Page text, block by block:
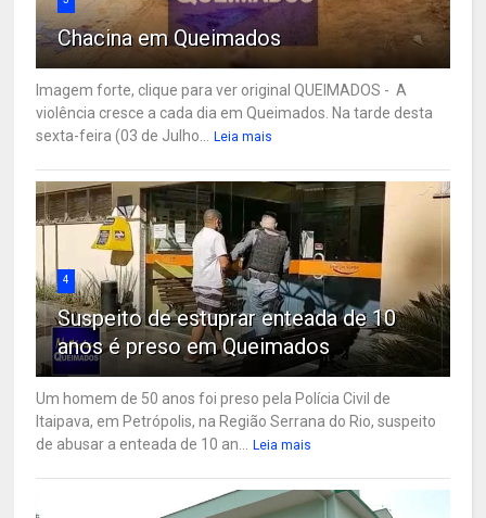
Chacina em Queimados
Imagem forte, clique para ver original QUEIMADOS - A
violência cresce a cada dia em Queimados. Na tarde desta
sexta-feira (03 de Julho...
Leia mais
4
Suspeito de estuprar enteada de 10
anos é preso em Queimados
Um homem de 50 anos foi preso pela Polícia Civil de
Itaipava, em Petrópolis, na Região Serrana do Rio, suspeito
de abusar a enteada de 10 an...
Leia mais